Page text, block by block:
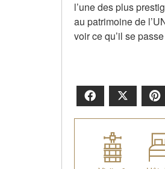
l’une des plus
au patrimoine de
voir ce qu’il se
Facebook